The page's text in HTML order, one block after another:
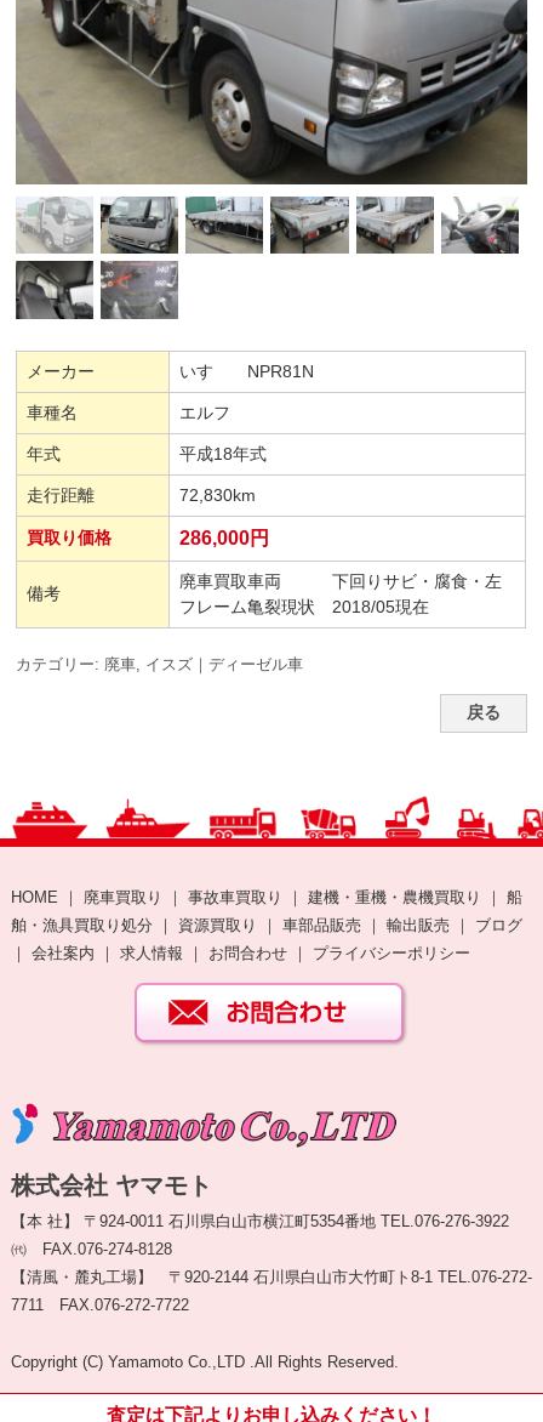
メーカー いすゞ NPR81N
車種名 エルフ
年式 平成18年式
走行距離 72,830km
買取り価格 286,000円
備考
廃車買取車両 下回りサビ・腐食・左
フレーム亀裂現状 2018/05現在
カテゴリー: 廃車 イスズ｜ディーゼル車
戻る
HOME ｜ 廃車買取り ｜ 事故車買取り ｜ 建機・重機・農機買取り ｜ 船
舶・漁具買取り処分 ｜ 資源買取り ｜ 車部品販売 ｜ 輸出販売 ｜ ブログ
｜ 会社案内 ｜ 求人情報 ｜ お問合わせ｜ プライバシーポリシー
株式会社 ヤマモト
【本 社】 〒924-0011 石川県白山市横江町5354番地 TEL.076-276-3922
㈹ FAX.076-274-8128
【清風・麓丸工場】 〒920-2144 石川県白山市大竹町ト8-1 TEL.076-272-
7711 FAX.076-272-7722
Copyright (C) Yamamoto Co.,LTD .All Rights Reserved.
査定は下記よりお申し込みください！